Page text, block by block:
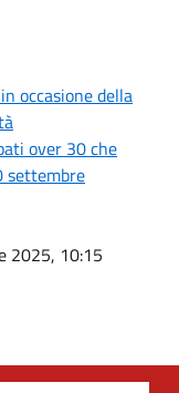
occasione della
over 30 che
settembre
2025, 10:15